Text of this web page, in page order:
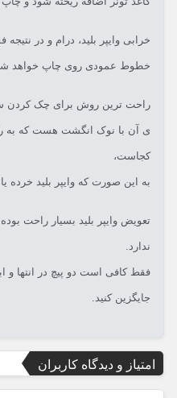
خرابی وایپر بلید، درام و در
خطوط عمودی روی چاپ خواهد
راحت ترین روش برای چک کردن
ی آن با نوک انگشت هست که به
کجاست،
به این صورت که وایپر بلید خرده
تعویض وایپر بلید بسیار راحت
ندارد.
فقط کافی است دو پیچ در انتها و
جایگزین کنید.
امتیاز و دیدگاه کاربران